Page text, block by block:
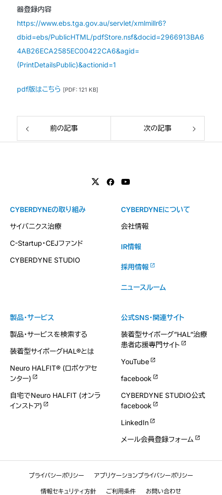
器登録内容
https://www.ebs.tga.gov.au/servlet/xmlmillr6?
dbid=ebs/PublicHTML/pdfStore.nsf&docid=2966913BA6
4AB26ECA2585EC00422CA6&agid=
(PrintDetailsPublic)&actionid=1
pdf版はこちら [PDF: 121 KB]
前の記事 次の記事
製品・サービス
製品・サービスを検索する
装着型サイボーグHAL®とは
Neuro HALFIT® (ロボケアセ
ンター)
自宅でNeuro HALFIT (オンラ
インストア)
CYBERDYNEの取り組み
サイバニクス治療
C-Startup・CEJファンド
CYBERDYNE STUDIO
CYBERDYNEについて
会社情報
IR情報
採用情報
ニュースルーム
公式SNS・関連サイト
装着型サイボーグ”HAL”治療
患者応援専門サイト
YouTube
facebook
CYBERDYNE STUDIO公式
facebook
LinkedIn
メール会員登録フォーム
プライバシーポリシー アプリケーションプライバシーポリシー
情報セキュリティ方針 ご利用条件 お問い合わせ